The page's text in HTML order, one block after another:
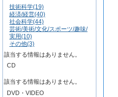
技術科学(19)
経済/経営(40)
社会科学(44)
芸術/美術/文化/スポーツ/趣味/
実用(10)
その他(3)
該当する情報はありません。
CD
該当する情報はありません。
DVD・VIDEO